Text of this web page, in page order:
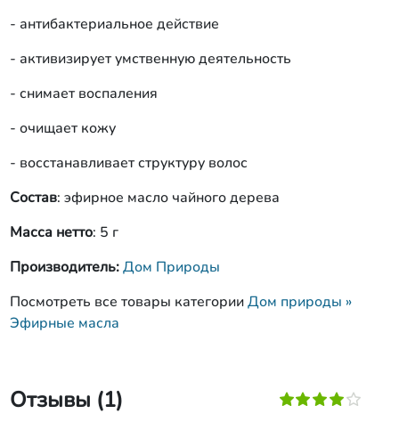
- антибактериальное действие
- активизирует умственную деятельность
- снимает воспаления
- очищает кожу
- восстанавливает структуру волос
Состав: эфирное масло чайного дерева
Масса нетто: 5 г
Производитель:Дом Природы
Посмотреть все товары категорииДом природы »
Эфирные масла
Отзывы (1)